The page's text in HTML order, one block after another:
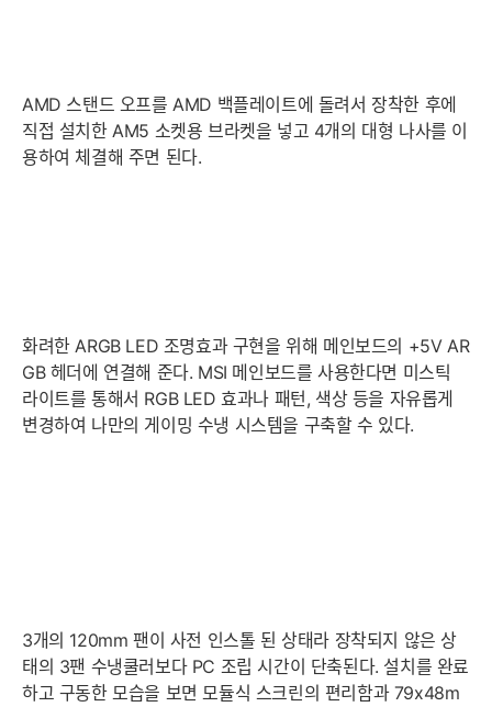
AMD 스탠드 오프를 AMD 백플레이트에 돌려서 장착한 후에
직접 설치한 AM5 소켓용 브라켓을 넣고 4개의 대형 나사를 이
용하여 체결해 주면 된다.
화려한 ARGB LED 조명효과 구현을 위해 메인보드의 +5V AR
GB 헤더에 연결해 준다. MSI 메인보드를 사용한다면 미스틱
라이트를 통해서 RGB LED 효과나 패턴, 색상 등을 자유롭게
변경하여 나만의 게이밍 수냉 시스템을 구축할 수 있다.
3개의 120mm 팬이 사전 인스톨 된 상태라 장착되지 않은 상
태의 3팬 수냉쿨러보다 PC 조립 시간이 단축된다. 설치를 완료
하고 구동한 모습을 보면 모듈식 스크린의 편리함과 79x48m